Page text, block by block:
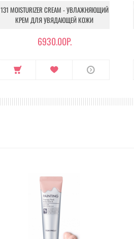
131 MOISTURIZER CREAM - УВЛАЖНЯЮЩИЙ
КРЕМ ДЛЯ УВЯДАЮЩЕЙ КОЖИ
6930.00Р.